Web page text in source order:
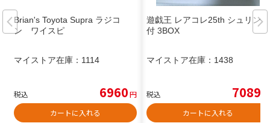
Brian's Toyota Supra ラジコ
ン ワイスピ
マイストア在庫： 1114
税込 6960円
カートに入れる
遊戯王 レアコレ25th シュリンク
付 3BOX
マイストア在庫： 1438
税込 7089
カートに入れる